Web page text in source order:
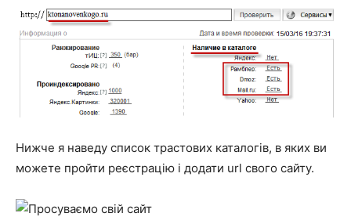
Нижче я наведу список трастових каталогів, в яких ви
можете пройти реєстрацію і додати url свого сайту.